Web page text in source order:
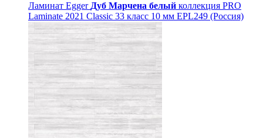
Ламинат Egger Дуб Марчена белый коллекция PRO
Laminate 2021 Classic 33 класс 10 мм EPL249 (Россия)